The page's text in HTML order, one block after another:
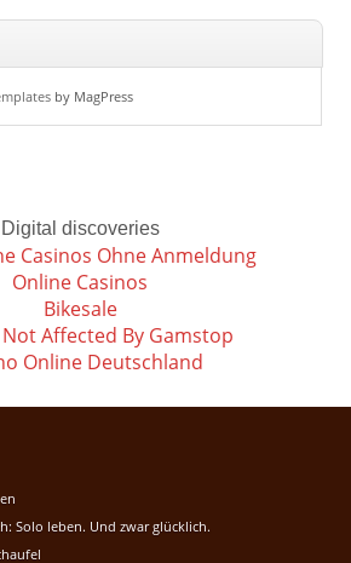
by MagPress
Digital discoveries
Casinos Ohne Anmeldung
Online Casinos
Bikesale
Affected By Gamstop
Online Deutschland
Solo leben. Und zwar glücklich.